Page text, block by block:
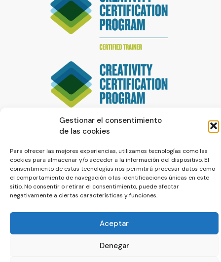
Gestionar el consentimiento
de las cookies
Para ofrecer las mejores experiencias, utilizamos tecnologías como las
cookies para almacenar y/o acceder a la información del dispositivo. El
consentimiento de estas tecnologías nos permitirá procesar datos como
el comportamiento de navegación o las identificaciones únicas en este
sitio. No consentir o retirar el consentimiento, puede afectar
negativamente a ciertas características y funciones.
Aceptar
Denegar
© La Servilleta - El Blog de Paco Prieto
Política de cookiesPolítica de privacidad